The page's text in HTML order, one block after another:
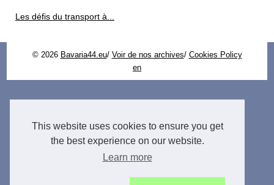
This website uses cookies to ensure you get
the best experience on our website.
Learn more
Les défis du transport à...
© 2026 Bavaria44.eu/ Voir de nos archives/ Cookies Policy
en